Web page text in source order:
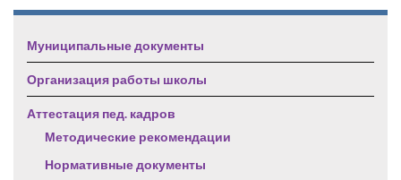
Муниципальные документы
Организация работы школы
Аттестация пед. кадров
Методические рекомендации
Нормативные документы